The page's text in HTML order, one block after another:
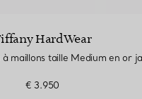
HardWear
à maillons taille Medium en or
€ 3.950